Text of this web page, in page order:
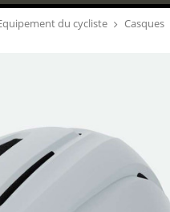
du cycliste Casques